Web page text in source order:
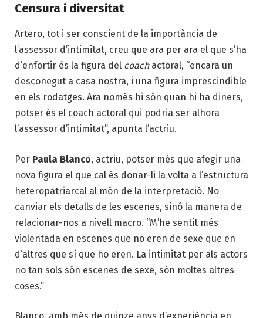
Censura i diversitat
Artero, tot i ser conscient de la importància de
l’assessor d’intimitat, creu que ara per ara el que s’ha
d’enfortir és la figura del coachactoral, “encara un
desconegut a casa nostra, i una figura imprescindible
en els rodatges. Ara només hi són quan hi ha diners,
potser és el coach actoral qui podria ser alhora
l’assessor d’intimitat”, apunta l’actriu.
Per Paula Blanco, actriu, potser més que afegir una
nova figura el que cal és donar-li la volta a l’estructura
heteropatriarcal al món de la interpretació. No
canviar els detalls de les escenes, sinó la manera de
relacionar-nos a nivell macro. “M’he sentit més
violentada en escenes que no eren de sexe que en
d’altres que sí que ho eren. La intimitat per als actors
no tan sols són escenes de sexe, són moltes altres
coses.”